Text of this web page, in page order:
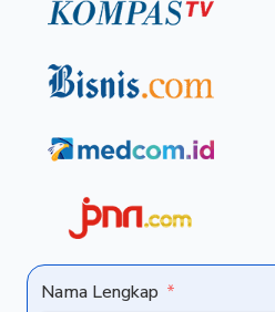
Nama Lengkap